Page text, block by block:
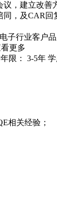
，建立改善
，及CAR回
子行业客户
更多
限： 3-5年
相关经验；